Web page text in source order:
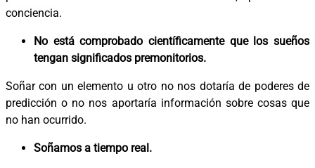
conciencia.
No está comprobado científicamente que los sueños
tengan significados premonitorios.
Soñar con un elemento u otro no nos dotaría de poderes de
predicción o no nos aportaría información sobre cosas que
no han ocurrido.
Soñamos a tiempo real.